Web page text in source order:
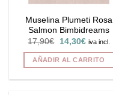
Muselina Plumeti Rosa
Salmon Bimbidreams
17,90€
El
original
era:
14,30€El
actual
es:
iva incl.
AÑADIR AL CARRITO